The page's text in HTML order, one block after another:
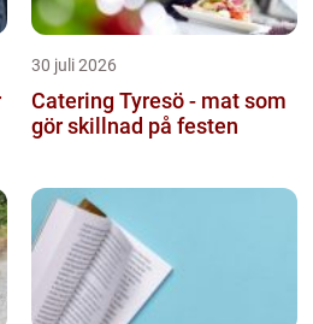
30 juli 2026
Catering Tyresö - mat som
gör skillnad på festen